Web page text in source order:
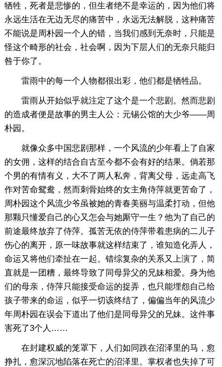
牺牲，死者是悲惨的，但生者绝不是幸运的，因为他们将
永远生活在无边无尽的痛苦中，永远无法解脱，这种痛苦
不能说是周朴园一个人的错，当我们感到无奈时，只能是
怪这个畸形的社会，社会啊，因为下层人们的无奈只能归
咎于你了。
雷雨中的每一个人物都很出彩，他们都是牺牲品。
雷雨从开始似乎就注定了这个是一个悲剧。然而悲剧
的造成者便是故事的男主人公：元锡公馆的大少爷——周
朴园。
就像众多中国悲剧那样，一个风流的少年看上了自家
的女佣，这样的结合自古至今都不会有好的结果。倘若那
个男的有情有义，大不了两人私奔，背离父母，远走高飞
作对苦命鸳鸯，然而刺骨始终的女主角侍萍就更苦命了，
周朴园这个风流少爷虽被她的青春美丽与温柔打动，但他
那颗只懂爱自己的心又怎会与她厮守一生？他为了自己的
前途最终放弃了侍萍。孤苦无依的侍萍带着患病的二儿子
伤心的离开，原一味故事就这样结束了，谁知造化弄人，
命运又将他们牵扯在一起。错综复杂的关系又上演了，简
直就是一团糟，最终导致了同母异父的兄妹相爱。身为他
们的母亲，侍萍只能接受命运的捉弄，也只能埋怨自己给
孩子带来的命运，似乎一切该终结了，偏偏当年的风流少
年周朴园在误会下道出了他们是同母异父的兄妹。这件事
害死了3个人……
在封建权威的笼罩下，人们如同跌在沼泽里的马，愈
挣扎，愈深沉地陷落在死亡的沼泽里。掌权者也失掉了可